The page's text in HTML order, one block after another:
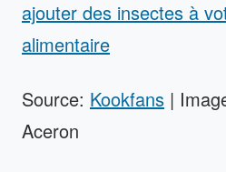
ajouter des insectes à
alimentaire
Source: Kookfans |
Aceron